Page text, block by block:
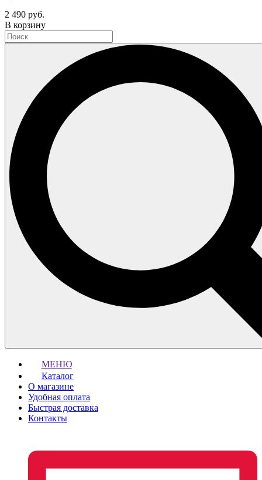
2 490 руб.
В корзину
МЕНЮ
Каталог
О магазине
Удобная оплата
Быстрая доставка
Контакты